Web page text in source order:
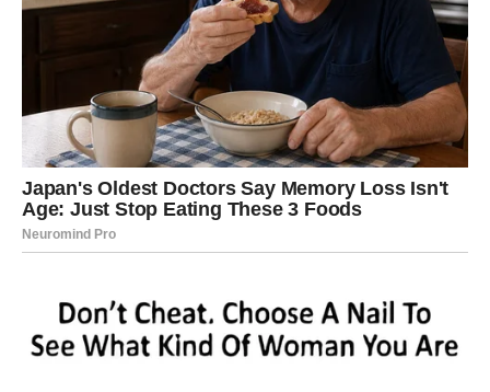
Naribajte tikvicei posolite ih. Ostavite da odstoje
15
kako bi pustile višak vode.
Nakon što odstoje, dobro ih iscedite pomoću ruke ili
kuhinjske krpe.
Korak 2: Kombinovanje sastojaka
U veću posudu dodajte isceđene tikvice,
Dodajtejaja, zobene pahuljice, so, biber, papriku i
provansalsko bilje.